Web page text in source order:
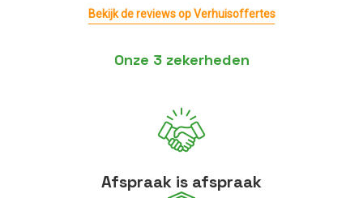
Bekijk de reviews op Verhuisoffertes
Onze 3 zekerheden
Afspraak is afspraak